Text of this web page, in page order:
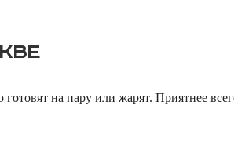
на пару или жарят. Приятнее